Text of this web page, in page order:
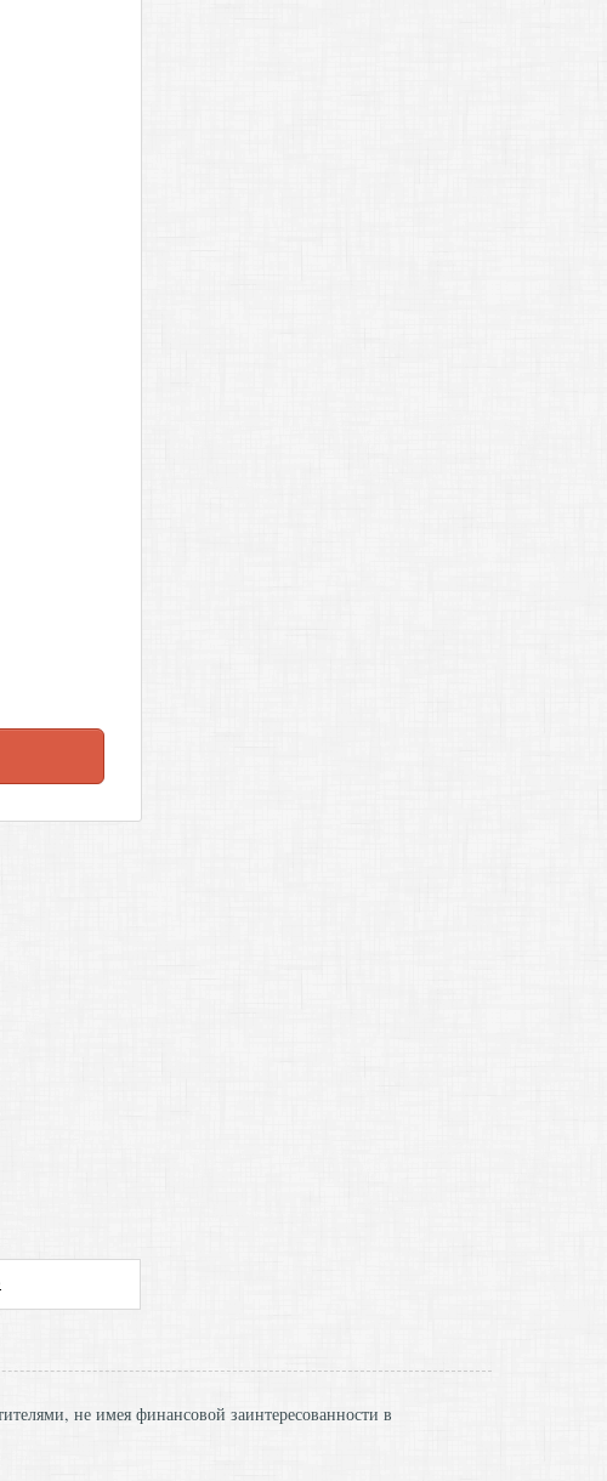
не имея финансовой заинтересованности в